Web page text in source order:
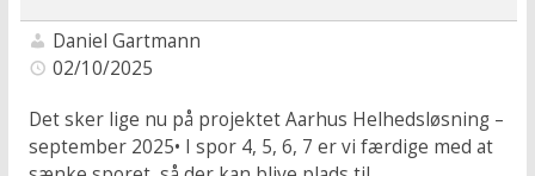
Daniel Gartmann
02/10/2025
Det sker lige nu på projektet Aarhus Helhedsløsning –
september 2025• I spor 4, 5, 6, 7 er vi færdige med at